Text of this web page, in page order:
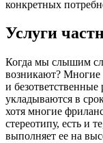
конкретных
Услуги
Когда мы слышим
возникают?
и
укладываются в
хотя многие
стереотипу, есть и
выполняет ее на